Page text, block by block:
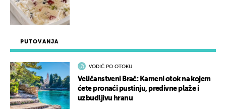
PUTOVANJA
VODIČ PO OTOKU
Veličanstveni Brač: Kameni otok na kojem
ćete pronaći pustinju, predivne plaže i
uzbudljivu hranu